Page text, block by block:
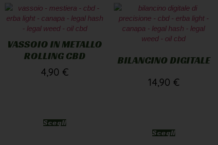
VASSOIO IN METALLO
ROLLING CBD
4,90 €
Scegli
BILANCINO DIGITALE
14,90 €
Scegli